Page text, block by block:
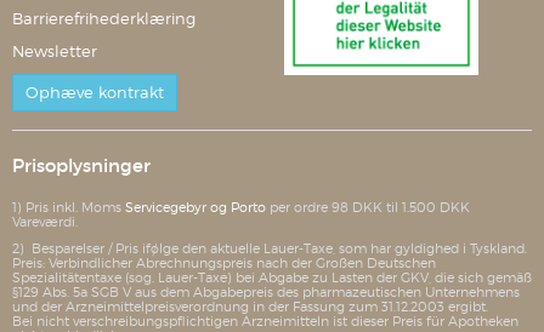
Barrierefrihederklæring
Newsletter
Ophæve kontrakt
Prisoplysninger
1) Pris inkl. Moms Servicegebyr og Porto per ordre 98 DKK til 1.500 DKK
Vareværdi.
2) Besparelser / Pris ifølge den aktuelle Lauer-Taxe, som har gyldighed i Tyskland.
Preis: Verbindlicher Abrechnungspreis nach der Großen Deutschen
Spezialitätentaxe (sog. Lauer-Taxe) bei Abgabe zu Lasten der GKV, die sich gemäß
§129 Abs. 5a SGB V aus dem Abgabepreis des pharmazeutischen Unternehmens
und der Arzneimittelpreisverordnung in der Fassung zum 31.12.2003 ergibt.
Bei nicht verschreibungspflichtigen Arzneimitteln ist dieser Preis für Apotheken